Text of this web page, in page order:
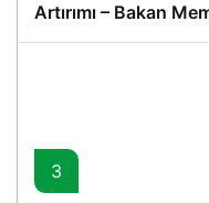
Artırımı – Bakan
3